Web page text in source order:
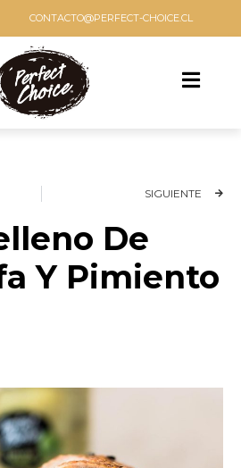
CONTACTO@PERFECT-CHOICE.CL
SIGUIENTE
De
Y Pimiento